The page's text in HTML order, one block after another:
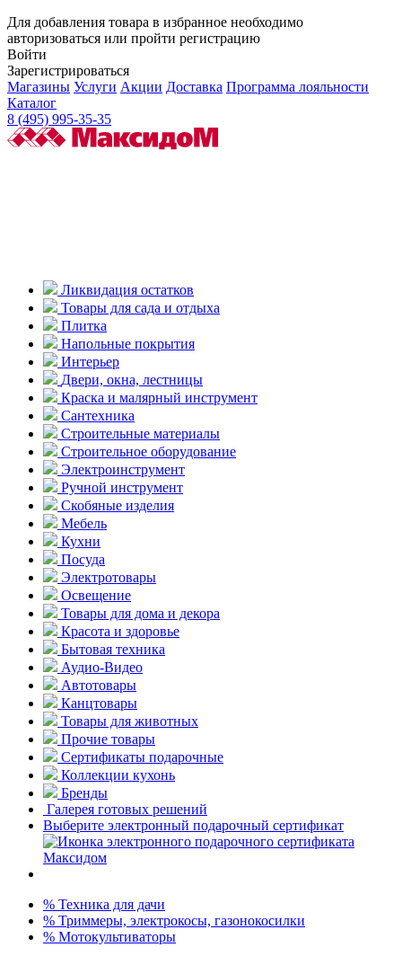
Для добавления товара в избранное необходимо
авторизоваться или пройти регистрацию
Войти
Зарегистрироваться
Магазины Услуги Акции Доставка Программа лояльности
Каталог
8 (495) 995-35-35
Ликвидация остатков
Товары для сада и отдыха
Плитка
Напольные покрытия
Интерьер
Двери, окна, лестницы
Краска и малярный инструмент
Сантехника
Строительные материалы
Строительное оборудование
Электроинструмент
Ручной инструмент
Скобяные изделия
Мебель
Кухни
Посуда
Электротовары
Освещение
Товары для дома и декора
Красота и здоровье
Бытовая техника
Аудио-Видео
Автотовары
Канцтовары
Товары для животных
Прочие товары
Сертификаты подарочные
Коллекции кухонь
Бренды
Галерея готовых решений
Выберите электронный подарочный сертификат
% Техника для дачи
% Триммеры, электрокосы, газонокосилки
% Мотокультиваторы